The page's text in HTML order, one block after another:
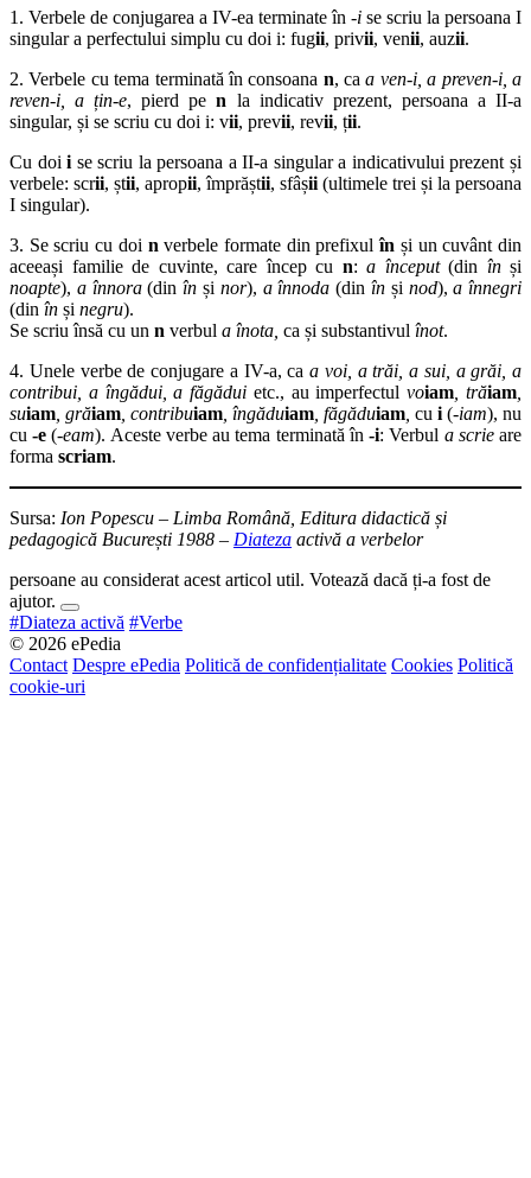
1. Verbele de conjugarea a IV-ea terminate în -i se scriu la persoana I
singular a perfectului simplu cu doi i: fugii, privii, venii, auzii.
2. Verbele cu tema terminată în consoana n, caa ven-i, a preven-i, a
reven-i, a țin-e, pierd pen la indicativ prezent, persoana a II-a
singular, și se scriu cu doi i: vii, previi, revii, ții.
Cu doii se scriu la persoana a II-a singular a indicativului prezent și
verbele: scrii, știi, apropii, împrăștii, sfâșii (ultimele trei și la persoana
I singular).
3. Se scriu cu doi n verbele formate din prefixulîn și un cuvânt din
aceeași familie de cuvinte, care încep cu n: a început(din înși
noapte), a înnora(dinîn și nor), a înnoda (din înși nod),a înnegri
(din în și negru).
Se scriu însă cu un n verbul a înota, ca și substantivul înot.
4. Unele verbe de conjugare a IV-a, ca a voi, a trăi, a sui, a grăi, a
contribui, a îngădui, a făgădui etc., au imperfectulvoiam , trăiam
suiam , grăiam , contribuiam , îngăduiam , făgăduiam cu i (-iam), nu
cu-e (-eam). Aceste verbe au tema terminată în-i: Verbul a scrieare
forma scriam.
Sursa: Ion Popescu – Limba Română, Editura didactică și
pedagogică București 1988 – Diateza activă a verbelor
persoane au considerat acest articol util. Votează dacă ți-a fost de
ajutor.
#Diateza activă #Verbe
© 2026 ePedia
Contact Despre ePedia Politică de confidențialitate Cookies Politică
cookie-uri